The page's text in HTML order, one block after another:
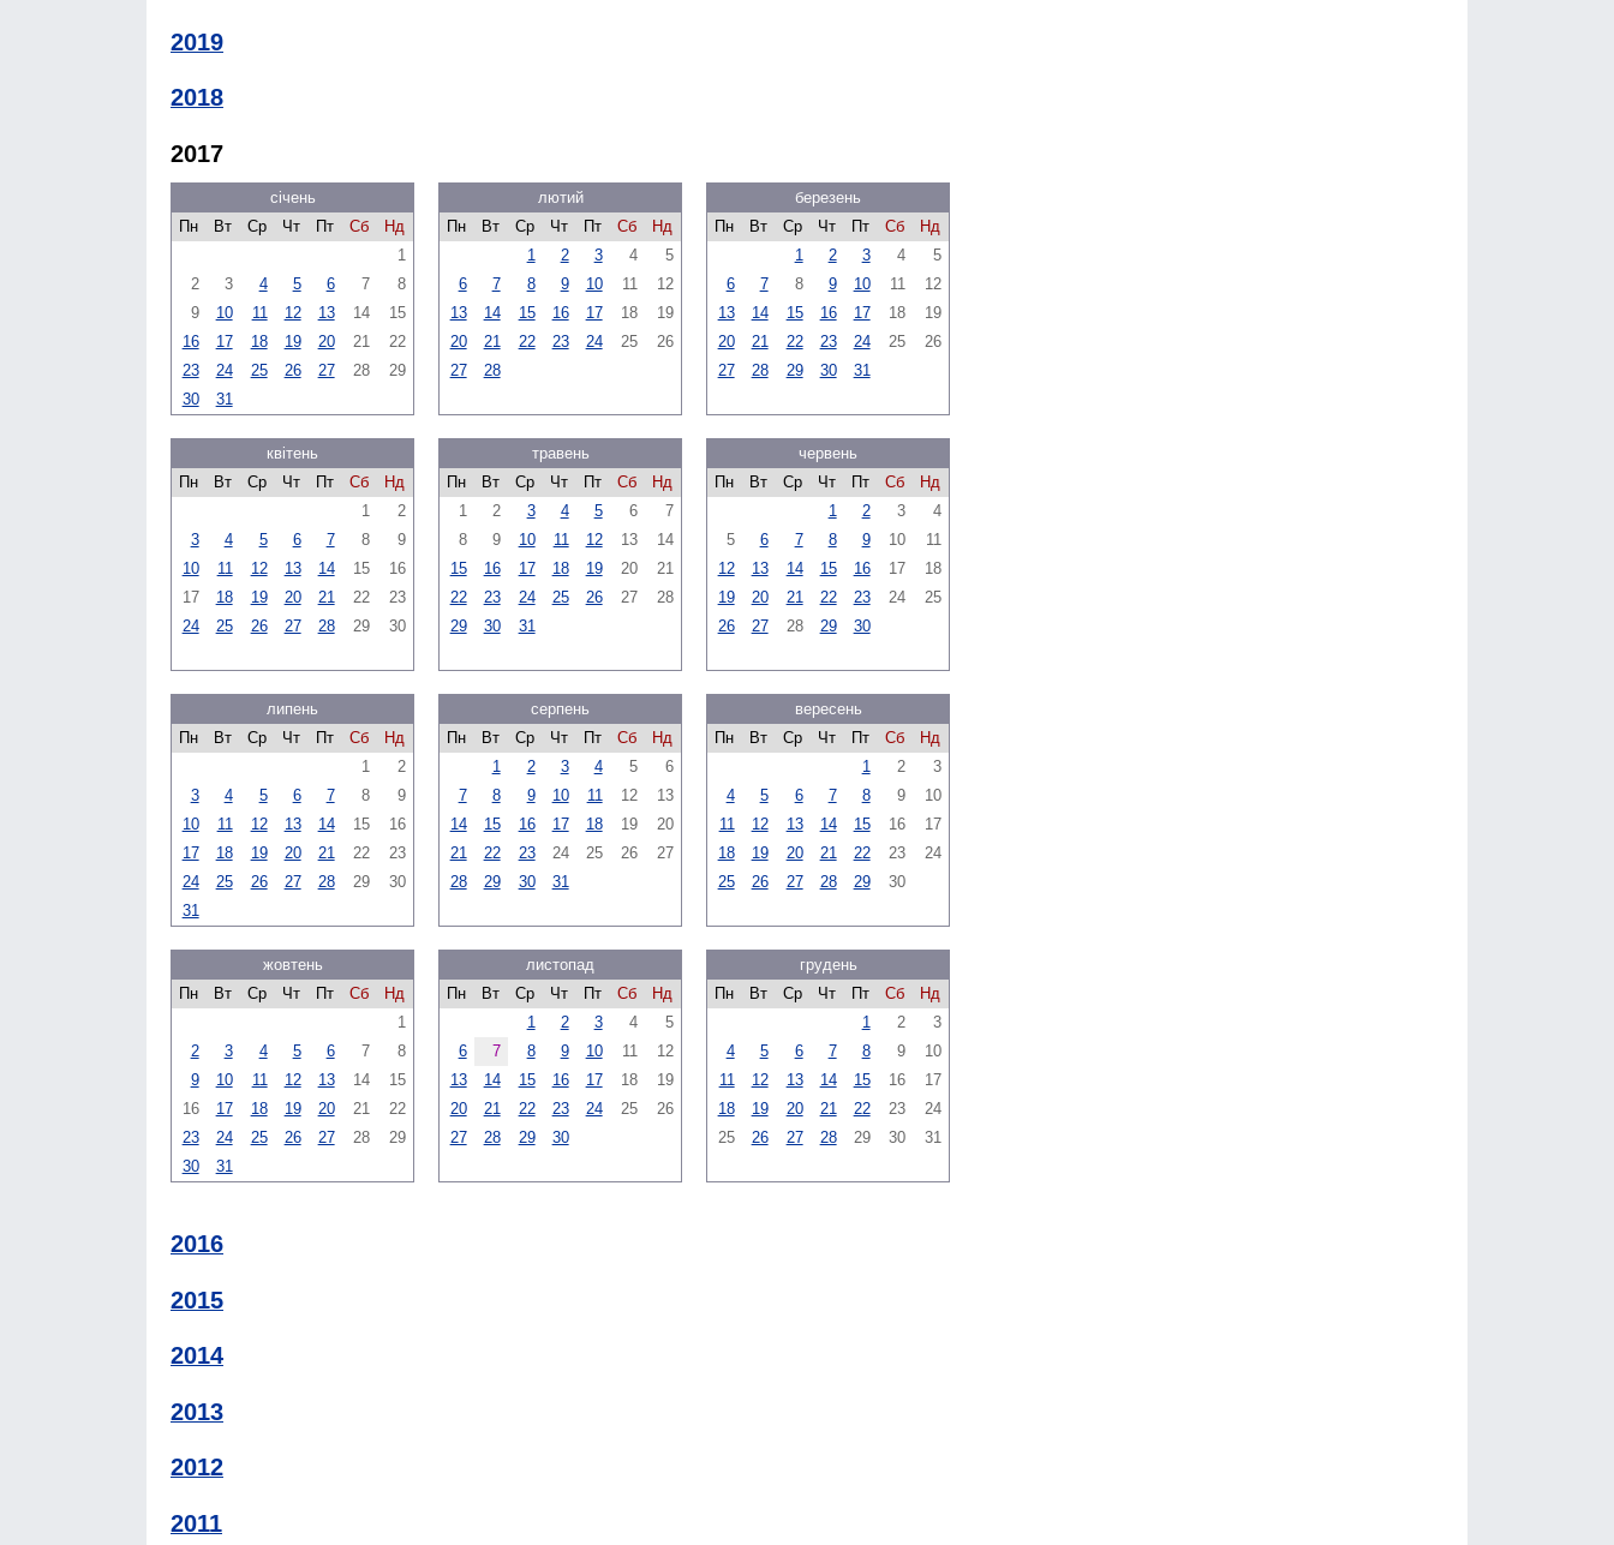
2019
2018
2017
січень
Пн
Вт Ср Чт Пт Сб
Нд
1
2
3 4 5 6 7
8
9
10 11 12 13 14
15
16
17 18 19 20 21
22
23
24 25 26 27 28
29
30
31
лютий
Пн
Вт Ср Чт Пт Сб
Нд
1
2 3 4
5
6
7 8 9 10 11
12
13
14 15 16 17 18
19
20
21 22 23 24 25
26
27
28
березень
Пн
Вт Ср Чт Пт Сб
Нд
1
2 3 4
5
6
7 8 9 10 11
12
13
14 15 16 17 18
19
20
21 22 23 24 25
26
27
28 29 30 31
квітень
Пн
Вт Ср Чт Пт Сб
Нд
1
2
3
4 5 6 7 8
9
10
11 12 13 14 15
16
17
18 19 20 21 22
23
24
25 26 27 28 29 30
травень
Пн
Вт Ср Чт Пт Сб
Нд
1
2 3 4 5 6
7
8
9 10 11 12 13
14
15
16 17 18 19 20
21
22
23 24 25 26 27
28
29
30 31
червень
Пн
Вт Ср Чт Пт Сб
Нд
1
2 3
4
5
6 7 8 9 10
11
12
13 14 15 16 17
18
19
20 21 22 23 24
25
26
27 28 29 30
липень
Пн
Вт Ср Чт Пт Сб
Нд
1
2
3
4 5 6 7 8
9
10
11 12 13 14 15
16
17
18 19 20 21 22
23
24
25 26 27 28 29
30
31
серпень
Пн
Вт Ср Чт Пт Сб
Нд
1
2 3 4 5
6
7
8 9 10 11 12
13
14
15 16 17 18 19
20
21
22 23 24 25 26
27
28
29 30 31
вересень
Пн
Вт Ср Чт Пт Сб
Нд
1
2
3
4
5 6 7 8 9
10
11
12 13 14 15 16
17
18
19 20 21 22 23
24
25
26 27 28 29 30
жовтень
Пн
Вт Ср Чт Пт Сб
Нд
1
2
3 4 5 6 7
8
9
10 11 12 13 14
15
16
17 18 19 20 21
22
23
24 25 26 27 28
29
30
31
листопад
Пн
Вт Ср Чт Пт Сб
Нд
1
2 3 4
5
6
7 8 9 10 11
12
13
14 15 16 17 18
19
20
21 22 23 24 25
26
27
28 29 30
грудень
Пн
Вт Ср Чт Пт Сб
Нд
1
2
3
4
5 6 7 8 9
10
11
12 13 14 15 16
17
18
19 20 21 22 23
24
25
26 27 28 29 30 31
2016
2015
2014
2013
2012
2011